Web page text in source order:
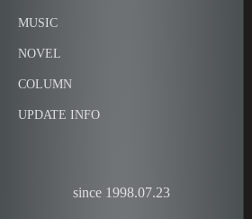
MUSIC
NOVEL
COLUMN
UPDATE INFO
since 1998.07.23